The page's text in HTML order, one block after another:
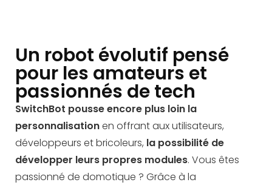
Un robot évolutif pensé
pour les amateurs et
passionnés de tech
SwitchBot pousse encore plus loin la
personnalisationen offrant aux utilisateurs,
développeurs et bricoleurs, la possibilité de
développer leurs propres modules. Vous êtes
passionné de domotique ? Grâce à la